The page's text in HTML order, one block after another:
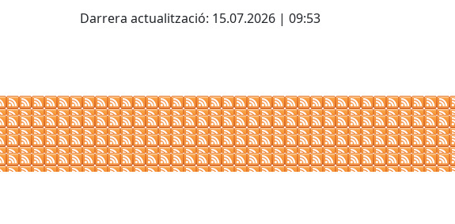
Darrera actualització: 15.07.2026 | 09:53